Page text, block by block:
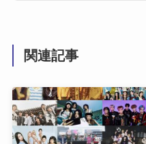
関連記事